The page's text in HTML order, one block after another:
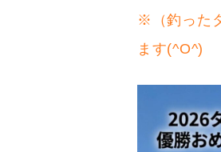
※（釣った
ます(^O^)